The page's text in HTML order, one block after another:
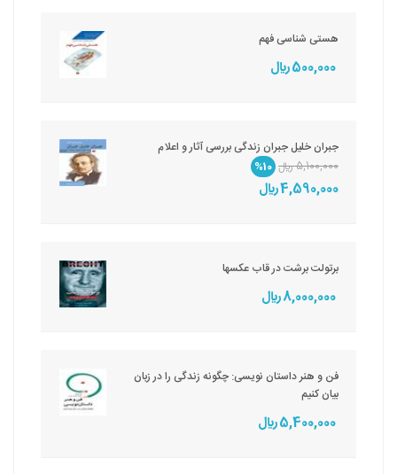
هستی شناسی فهم
500,000 ريال
جبران خلیل جبران زندگی بررسی آثار و اعلام
5,100,000 ريال
%10
4,590,000 ريال
برتولت برشت در قاب عکسها
8,000,000 ريال
فن و هنر داستان نویسی: چگونه زندگی را در زبان
بیان کنیم
5,400,000 ريال